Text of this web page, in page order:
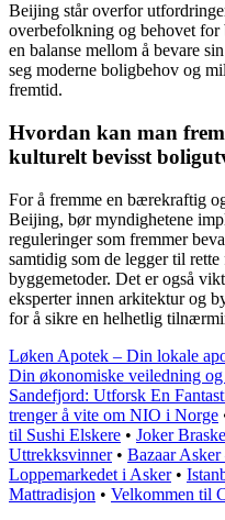
Beijing står overfor
overbefolkning og behovet
en balanse mellom å bevare
seg moderne boligbehov og
fremtid.
Hvordan kan man
kulturelt bevisst
For å fremme en bærekraftig
Beijing, bør myndighetene
reguleringer som fremmer
samtidig som de legger til
byggemetoder. Det er også
eksperter innen arkitektur og
for å sikre en helhetlig
Løken Apotek – Din lokale
Din økonomiske veiledning
Sandefjord: Utforsk En
trenger å vite om NIO i Norge
til Sushi Elskere • Joker
Uttrekksvinner• Bazaar
Loppemarkedet i Asker•
Mattradisjon • Velkommen til